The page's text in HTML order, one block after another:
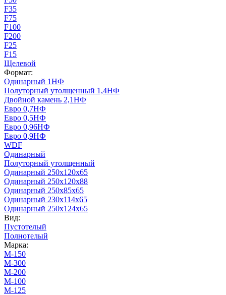
F35
F75
F100
F200
F25
F15
Щелевой
Формат:
Одинарный 1НФ
Полуторный утолщенный 1,4НФ
Двойной камень 2,1НФ
Евро 0,7НФ
Евро 0,5НФ
Евро 0,96НФ
Евро 0,9НФ
WDF
Одинарный
Полуторный утолщенный
Одинарный 250х120х65
Одинарный 250х120х88
Одинарный 250х85х65
Одинарный 230х114х65
Одинарный 250х124х65
Вид:
Пустотелый
Полнотелый
Марка:
М-150
М-300
М-200
М-100
М-125